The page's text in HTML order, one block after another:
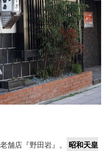
舗店『野田岩』。
昭和天皇